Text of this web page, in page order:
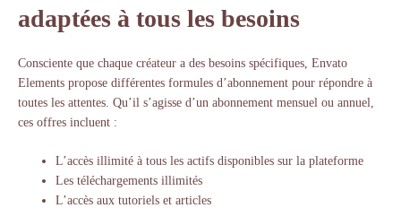
adaptées à tous les besoins
Consciente que chaque créateur a des besoins spécifiques, Envato
Elements propose différentes formules d’abonnement pour répondre à
toutes les attentes. Qu’il s’agisse d’un abonnement mensuel ou annuel,
ces offres incluent :
L’accès illimité à tous les actifs disponibles sur la plateforme
Les téléchargements illimités
L’accès aux tutoriels et articles